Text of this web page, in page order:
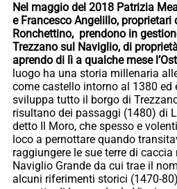
Nel maggio del 2018 Patrizia
e Francesco Angelillo, proprietari
Ronchettino, prendono in
Trezzano sul Naviglio, di
aprendo di lì a qualche mese
luogo ha una storia millenaria
come castello intorno al 1380 ed
sviluppa tutto il borgo di
risultano dei passaggi (1480) di
detto Il Moro, che spesso e
loco a pernottare quando
raggiungere le sue terre di
Naviglio Grande da cui trae il
alcuni riferimenti storici (1470-